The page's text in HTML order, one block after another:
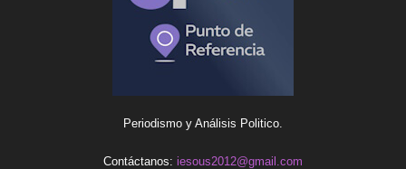
Periodismo y Análisis Politico.
Contáctanos: iesous2012@gmail.com